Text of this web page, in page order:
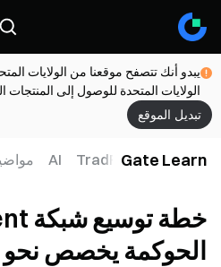
يبدو أنك تتصفح موقعنا من الولايات
الولايات المتحدة للوصول إلى
تبديل الموقع
Gate Learn
ويب3 TradFi
AI